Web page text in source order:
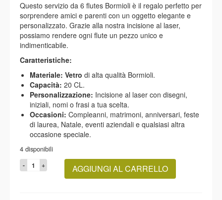
Questo servizio da 6 flutes Bormioli è il regalo perfetto per
sorprendere amici e parenti con un oggetto elegante e
personalizzato. Grazie alla nostra incisione al laser,
possiamo rendere ogni flute un pezzo unico e
indimenticabile.
Caratteristiche:
Materiale: Vetro di alta qualità Bormioli.
Capacità: 20 CL.
Personalizzazione: Incisione al laser con disegni,
iniziali, nomi o frasi a tua scelta.
Occasioni: Compleanni, matrimoni, anniversari, feste
di laurea, Natale, eventi aziendali e qualsiasi altra
occasione speciale.
4 disponibili
SEI
FLUTE
AGGIUNGI AL CARRELLO